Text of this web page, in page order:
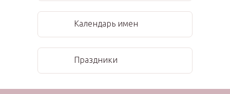
Календарь имен
Праздники